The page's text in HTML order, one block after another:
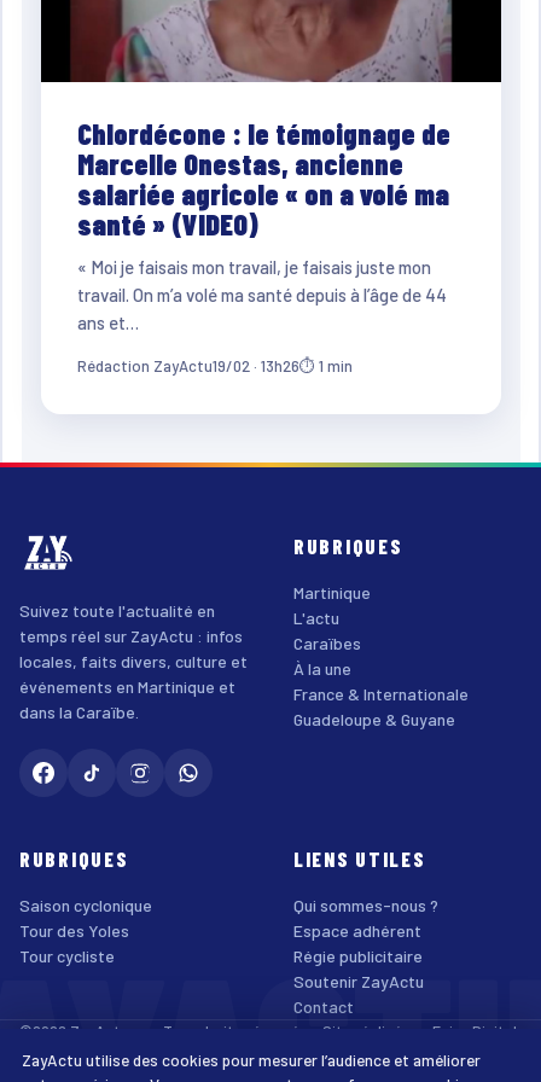
Chlordécone : le témoignage de
Marcelle Onestas, ancienne
salariée agricole « on a volé ma
santé » (VIDEO)
« Moi je faisais mon travail, je faisais juste mon
travail. On m’a volé ma santé depuis à l’âge de 44
ans et…
Rédaction ZayActu19/02 · 13h26⏱ 1 min
Suivez toute l'actualité en
temps réel sur ZayActu : infos
locales, faits divers, culture et
événements en Martinique et
dans la Caraïbe.
RUBRIQUES
Martinique
L'actu
Caraïbes
À la une
France & Internationale
Guadeloupe & Guyane
RUBRIQUES
Saison cyclonique
Tour des Yoles
Tour cycliste
LIENS UTILES
Qui sommes-nous ?
Espace adhérent
Régie publicitaire
Soutenir ZayActu
Contact
©2026 ZayActu.org. Tous droits réservés. · Site réalisé par Enjoy Digital
Agency
Mentions légales
Confidentialité Cookies Accessibilité
ZayActu utilise des cookies pour mesurer l’audience et améliorer